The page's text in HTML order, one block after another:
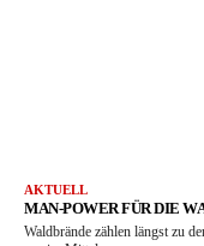
AKTUELL
MAN-POWER FÜR DIE
Waldbrände zählen längst zu